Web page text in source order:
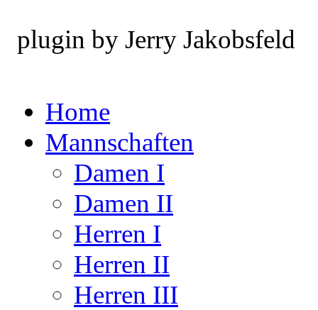
plugin by Jerry Jakobsfeld
Home
Mannschaften
Damen I
Damen II
Herren I
Herren II
Herren III